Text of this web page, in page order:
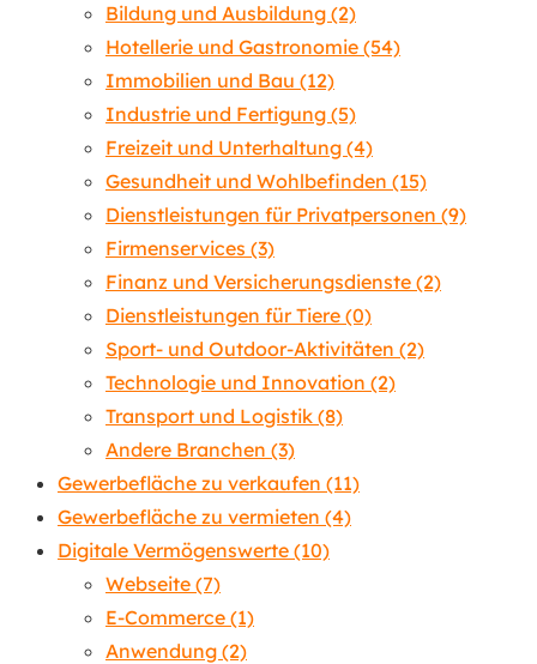
Bildung und Ausbildung (2)
Hotellerie und Gastronomie (54)
Immobilien und Bau (12)
Industrie und Fertigung (5)
Freizeit und Unterhaltung (4)
Gesundheit und Wohlbefinden (15)
Dienstleistungen für Privatpersonen (9)
Firmenservices (3)
Finanz und Versicherungsdienste (2)
Dienstleistungen für Tiere (0)
Sport- und Outdoor-Aktivitäten (2)
Technologie und Innovation (2)
Transport und Logistik (8)
Andere Branchen (3)
Gewerbefläche zu verkaufen (11)
Gewerbefläche zu vermieten (4)
Digitale Vermögenswerte (10)
Webseite (7)
E-Commerce (1)
Anwendung (2)